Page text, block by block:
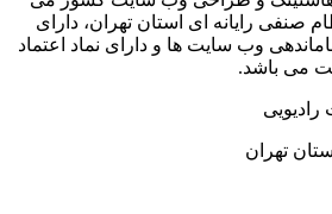
صنفی رایانه ای استان تهران، دارای
وب سایت ها و دارای نماد اعتماد
می باشد.